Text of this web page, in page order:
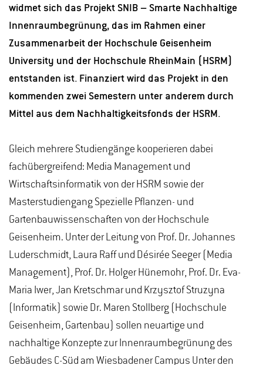
widmet sich das Projekt SNIB – Smarte Nachhaltige
Innenraumbegrünung, das im Rahmen einer
Zusammenarbeit der Hochschule Geisenheim
University und der Hochschule RheinMain (HSRM)
entstanden ist. Finanziert wird das Projekt in den
kommenden zwei Semestern unter anderem durch
Mittel aus dem Nachhaltigkeitsfonds der HSRM.
Gleich mehrere Studiengänge kooperieren dabei
fachübergreifend: Media Management und
Wirtschaftsinformatik von der HSRM sowie der
Masterstudiengang Spezielle Pflanzen- und
Gartenbauwissenschaften von der Hochschule
Geisenheim. Unter der Leitung von Prof. Dr. Johannes
Luderschmidt, Laura Raff und Désirée Seeger (Media
Management), Prof. Dr. Holger Hünemohr, Prof. Dr. Eva-
Maria Iwer, Jan Kretschmar und Krzysztof Struzyna
(Informatik) sowie Dr. Maren Stollberg (Hochschule
Geisenheim, Gartenbau) sollen neuartige und
nachhaltige Konzepte zur Innenraumbegrünung des
Gebäudes C-Süd am Wiesbadener Campus Unter den